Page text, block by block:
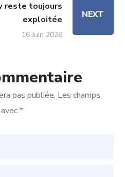
reste toujours
exploitée
16 Juin 2026
NEXT
pas publiée. Les champs
avec*